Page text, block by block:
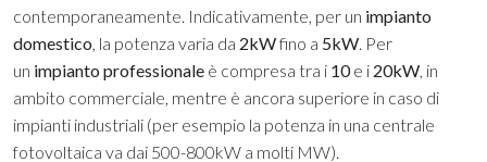
contemporaneamente. Indicativamente, per un impianto
domestico , la potenza varia da 2kWfino a 5kW . Per
un impianto professionale è compresa tra i 10e i 20kW , in
ambito commerciale, mentre è ancora superiore in caso di
impianti industriali (per esempio la potenza in una centrale
fotovoltaica va dai 500-800kW a molti MW).